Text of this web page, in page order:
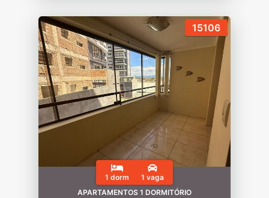
15106
1 dorm
1 vaga
APARTAMENTOS 1 DORMITÓRIO